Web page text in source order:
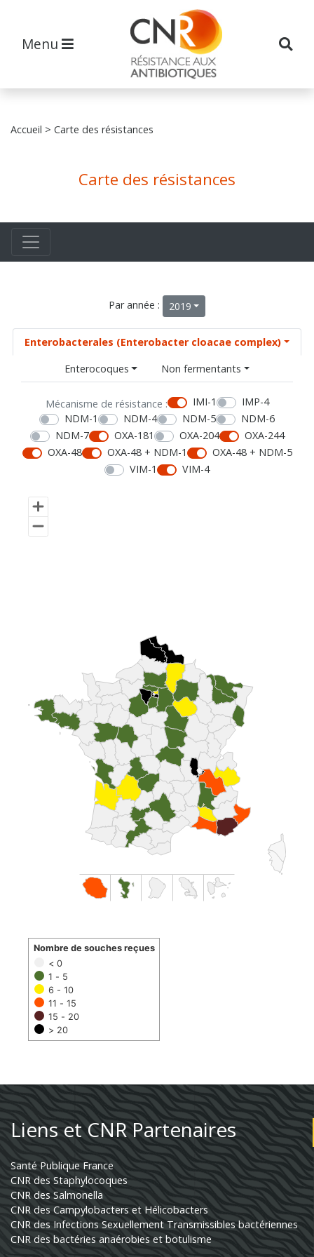
Menu
Accueil > Carte des résistances
Carte des résistances
Par année : 2019
Enterobacterales (Enterobacter cloacae complex)
Enterocoques
Non fermentants
Mécanisme de résistance : IMI-1
IMP-4
NDM-1
NDM-4 NDM-5
NDM-6
NDM-7
OXA-181 OXA-204
OXA-244
OXA-48
OXA-48 + NDM-1
OXA-48 + NDM-5
VIM-1
VIM-4
< 0
1 - 5
6 - 10
11 - 15
15 - 20
> 20
Nombre de souches reçues
Liens et CNR Partenaires
Santé Publique France
CNR des Staphylocoques
CNR des Salmonella
CNR des Campylobacters et Hélicobacters
CNR des Infections Sexuellement Transmissibles bactériennes
CNR des bactéries anaérobies et botulisme